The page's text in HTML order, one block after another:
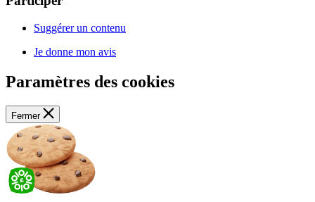
Suggérer un contenu
Je donne mon avis
Paramètres des cookies
Fermer